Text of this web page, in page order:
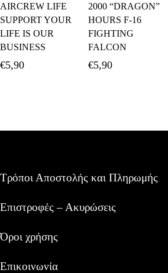
Καλάθι
AIRCREW LIFE
SUPPORT YOUR
LIFE IS OUR
BUSINESS
€5,90
Καλάθι
2000 “DRAGON”
HOURS F-16
FIGHTING
FALCON
€5,90
Τρόποι Αποστολής και Πληρωμής
Επιστροφές – Ακυρώσεις
Όροι χρήσης
Επικοινωνία